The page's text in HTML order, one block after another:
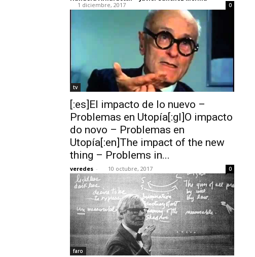
1 diciembre, 2017
0
tv
[:es]El impacto de lo nuevo –
Problemas en Utopía[:gl]O impacto
do novo – Problemas en
Utopía[:en]The impact of the new
thing – Problems in...
veredes - 10 octubre, 2017 0
faro